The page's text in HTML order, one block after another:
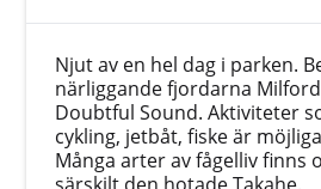
Njut av en hel dag i parken.
närliggande fjordarna
Doubtful Sound. Aktiviteter
cykling, jetbåt, fiske är
Många arter av fågelliv finns